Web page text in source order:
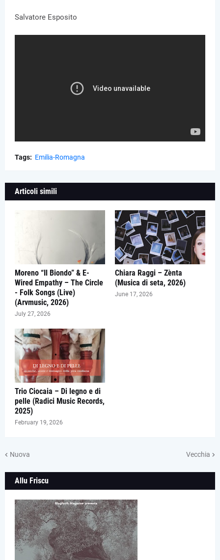
Salvatore Esposito
Tags: Emilia-Romagna
Articoli simili
Moreno “Il Biondo” & E-
Wired Empathy – The Circle
- Folk Songs (Live)
(Arvmusic, 2026)
July 27, 2026
Chiara Raggi – Zènta
(Musica di seta, 2026)
June 17, 2026
Trio Ciocaia – Di legno e di
pelle (Radici Music Records,
2025)
February 19, 2026
Nuova Vecchia
Allu Friscu